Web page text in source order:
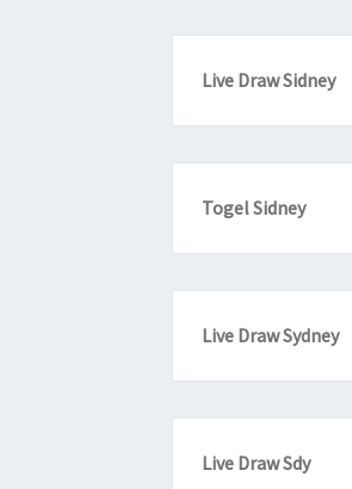
Live Draw Sidney
Togel Sidney
Live Draw Sydney
Live Draw Sdy